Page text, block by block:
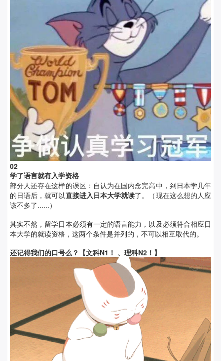
02
学了语言就有入学资格
部分人还存在这样的误区：自认为在国内念完高中，到日本学几年
的日语后，就可以直接进入日本大学就读了。
（现在这么想的人应
该不多了......）
其实不然，留学日本必须有一定的语言能力，以及必须符合相应日
本大学的就读资格，这两个条件是并列的，不可以相互取代的。
还记得我们的口号么？【文科N1！ 、理科N2！ 】